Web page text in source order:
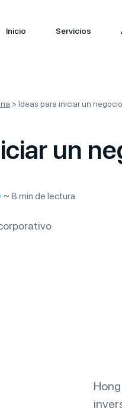
Inicio Servicios
> Ideas para iniciar un
un
~ 8 min de lectura